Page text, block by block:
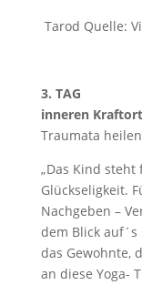
Tarod Quelle:
3. TAG
inneren
„Das Kind
Glückseligkeit.
Nachgeben –
dem Blick auf´s
das Gewohnte,
an diese Yoga-